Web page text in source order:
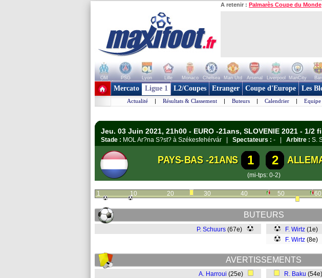
A retenir : Palmarès Coupe du Monde
OM PSG Lyon Lille Monaco Chelsea Man Utd Arsenal Liverpool ManCity
+ de clubs
Mercato Ligue 1 L2/Coupes Etranger Coupe d'Europe Les
Actualité | Résultats & Classement | Buteurs | Calendrier | Equipe
Jeu. 03 Juin 2021, 21h00 - EURO -21ans, SLOVENIE 2021 - 1/2
Stade : MOL Ar?na S?st? à Székesfehérvár | Spectateurs : - | Arbitre : S.
PAYS-BAS -21ANS 1 2
(mi-tps: 0-2)
1 10 20 30 40 50 60
BUTEURS
P. Schuurs (67e) F. Wirtz (1e)
F. Wirtz (8e)
AVERTISSEMENTS
A. Harroui (25e)
R. Baku (54e)